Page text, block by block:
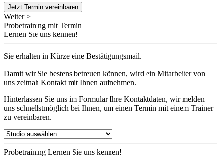
Jetzt Termin vereinbaren
Weiter >
Probetraining mit Termin
Lernen Sie uns kennen!
Sie erhalten in Kürze eine Bestätigungsmail.
Damit wir Sie bestens betreuen können, wird ein Mitarbeiter von
uns zeitnah Kontakt mit Ihnen aufnehmen.
Hinterlassen Sie uns im Formular Ihre Kontaktdaten, wir melden
uns schnellstmöglich bei Ihnen, um einen Termin mit einem Trainer
zu vereinbaren.
Probetraining Lernen Sie uns kennen!